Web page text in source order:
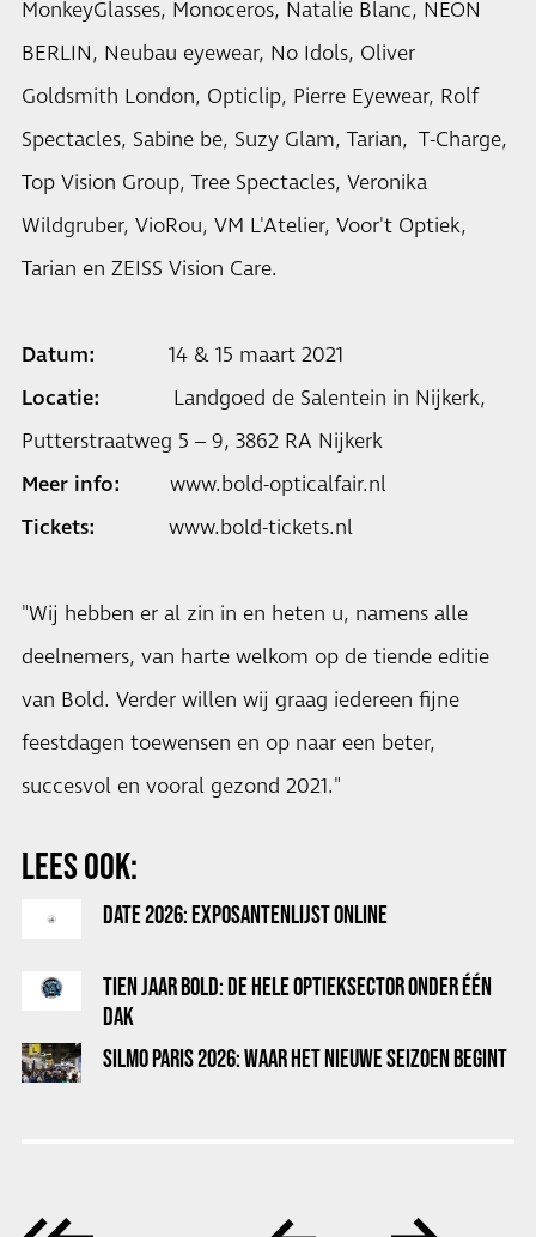
MonkeyGlasses, Monoceros, Natalie Blanc, NEON
BERLIN, Neubau eyewear, No Idols, Oliver
Goldsmith London, Opticlip, Pierre Eyewear, Rolf
Spectacles, Sabine be, Suzy Glam, Tarian, T-Charge,
Top Vision Group, Tree Spectacles, Veronika
Wildgruber, VioRou, VM L'Atelier, Voor't Optiek,
Tarian en ZEISS Vision Care.
Datum: 14 & 15 maart 2021
Locatie: Landgoed de Salentein in Nijkerk,
Putterstraatweg 5 – 9, 3862 RA Nijkerk
Meer info: www.bold-opticalfair.nl
Tickets: www.bold-tickets.nl
"Wij hebben er al zin in en heten u, namens alle
deelnemers, van harte welkom op de tiende editie
van Bold. Verder willen wij graag iedereen fijne
feestdagen toewensen en op naar een beter,
succesvol en vooral gezond 2021."
LEES OOK:
DATE 2026: EXPOSANTENLIJST ONLINE
TIEN JAAR BOLD: DE HELE OPTIEKSECTOR ONDER ÉÉN
DAK
SILMO PARIS 2026: WAAR HET NIEUWE SEIZOEN BEGINT